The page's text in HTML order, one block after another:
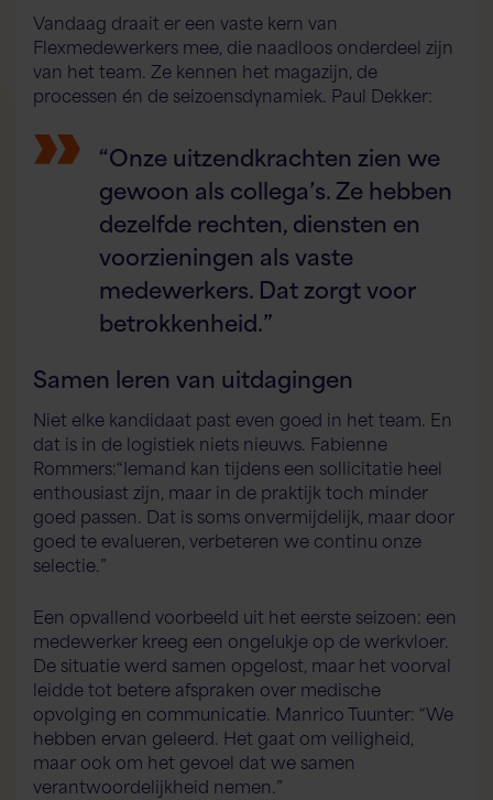
Vandaag draait er een vaste kern van
Flexmedewerkers mee, die naadloos onderdeel zijn
van het team. Ze kennen het magazijn, de
processen én de seizoensdynamiek. Paul Dekker:
“Onze uitzendkrachten zien we
gewoon als collega’s. Ze hebben
dezelfde rechten, diensten en
voorzieningen als vaste
medewerkers. Dat zorgt voor
betrokkenheid.”
Samen leren van uitdagingen
Niet elke kandidaat past even goed in het team. En
dat is in de logistiek niets nieuws. Fabienne
Rommers:“Iemand kan tijdens een sollicitatie heel
enthousiast zijn, maar in de praktijk toch minder
goed passen. Dat is soms onvermijdelijk, maar door
goed te evalueren, verbeteren we continu onze
selectie.”
Een opvallend voorbeeld uit het eerste seizoen: een
medewerker kreeg een ongelukje op de werkvloer.
De situatie werd samen opgelost, maar het voorval
leidde tot betere afspraken over medische
opvolging en communicatie. Manrico Tuunter: “We
hebben ervan geleerd. Het gaat om veiligheid,
maar ook om het gevoel dat we samen
verantwoordelijkheid nemen.”